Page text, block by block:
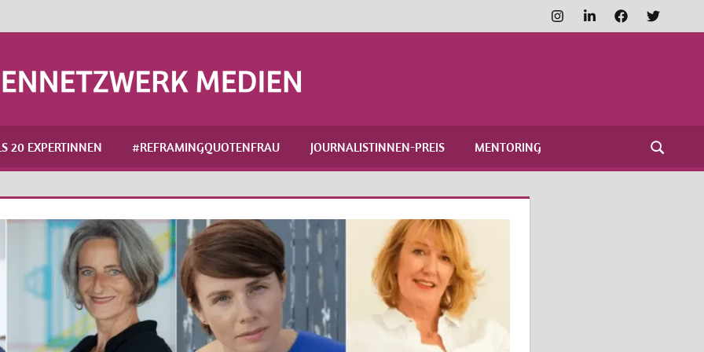
InstagramLinkedInFacebookTwitter
20 EXPERTINNEN #REFRAMINGQUOTENFRAU JOURNALISTINNEN-PREIS MENTORING